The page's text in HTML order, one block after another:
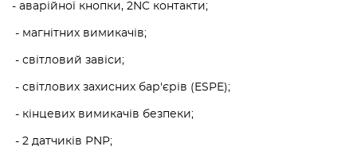
- аварійної кнопки, 2NC контакти;
- магнітних вимикачів;
- світловий завіси;
- світлових захисних бар'єрів (ESPE);
- кінцевих вимикачів безпеки;
- 2 датчиків PNP;